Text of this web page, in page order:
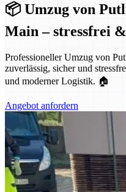
📦 Umzug von
Main – stressfrei
Professioneller Umzug von
zuverlässig, sicher und
und moderner Logistik. 🏠
Angebot anfordern